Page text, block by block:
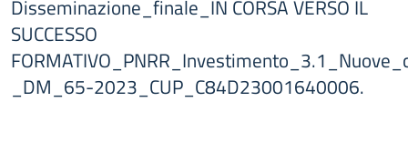
Disseminazione_finale_IN CORSA VERSO IL
SUCCESSO
_DM_65-2023_CUP_C84D23001640006.